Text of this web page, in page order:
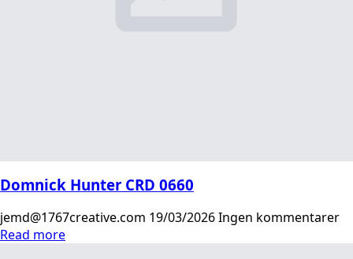
Domnick Hunter CRD 0660
jemd@1767creative.com 19/03/2026Ingen kommentarer
Read more